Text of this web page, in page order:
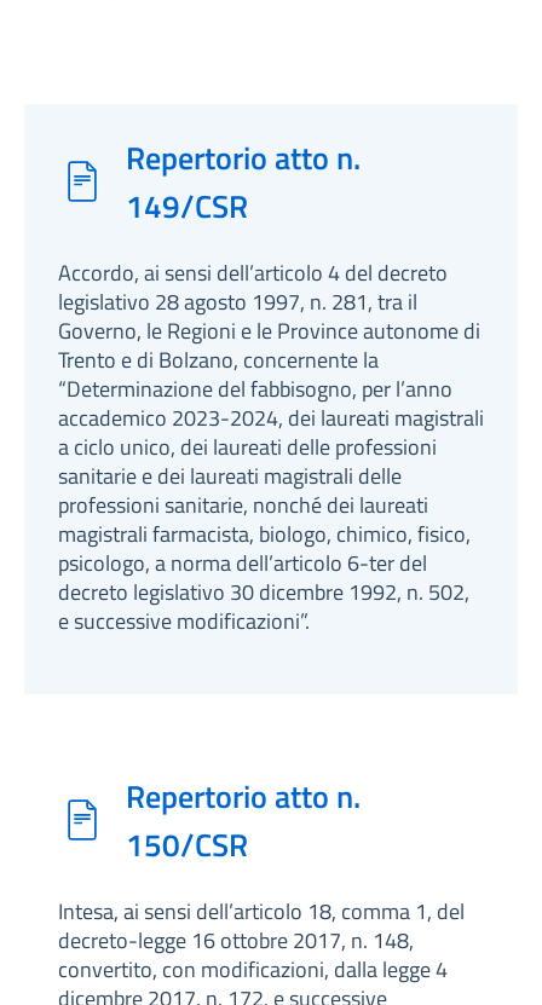
Repertorio atto n.
149/CSR
Accordo, ai sensi dell’articolo 4 del decreto
legislativo 28 agosto 1997, n. 281, tra il
Governo, le Regioni e le Province autonome di
Trento e di Bolzano, concernente la
“Determinazione del fabbisogno, per l’anno
accademico 2023-2024, dei laureati magistrali
a ciclo unico, dei laureati delle professioni
sanitarie e dei laureati magistrali delle
professioni sanitarie, nonché dei laureati
magistrali farmacista, biologo, chimico, fisico,
psicologo, a norma dell’articolo 6-ter del
decreto legislativo 30 dicembre 1992, n. 502,
e successive modificazioni”.
Repertorio atto n.
150/CSR
Intesa, ai sensi dell’articolo 18, comma 1, del
decreto-legge 16 ottobre 2017, n. 148,
convertito, con modificazioni, dalla legge 4
dicembre 2017, n. 172, e successive